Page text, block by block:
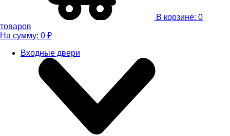
В корзине: 0
товаров
На сумму: 0 ₽
Входные двери